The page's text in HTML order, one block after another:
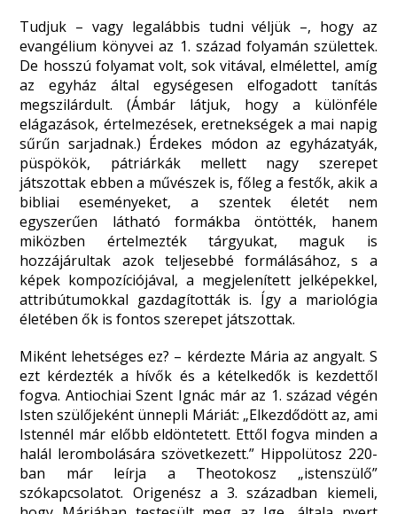
Tudjuk – vagy legalábbis tudni véljük –, hogy az
evangélium könyvei az 1. század folyamán születtek.
De hosszú folyamat volt, sok vitával, elmélettel, amíg
az egyház által egységesen elfogadott tanítás
megszilárdult. (Ámbár látjuk, hogy a különféle
elágazások, értelmezések, eretnekségek a mai napig
sűrűn sarjadnak.) Érdekes módon az egyházatyák,
püspökök, pátriárkák mellett nagy szerepet
játszottak ebben a művészek is, főleg a festők, akik a
bibliai eseményeket, a szentek életét nem
egyszerűen látható formákba öntötték, hanem
miközben értelmezték tárgyukat, maguk is
hozzájárultak azok teljesebbé formálásához, s a
képek kompozíciójával, a megjelenített jelképekkel,
attribútumokkal gazdagították is. Így a mariológia
életében ők is fontos szerepet játszottak.
Miként lehetséges ez? – kérdezte Mária az angyalt. S
ezt kérdezték a hívők és a kételkedők is kezdettől
fogva. Antiochiai Szent Ignác már az 1. század végén
Isten szülőjeként ünnepli Máriát: „Elkezdődött az, ami
Istennél már előbb eldöntetett. Ettől fogva minden a
halál lerombolására szövetkezett.” Hippolütosz 220-
ban már leírja a Theotokosz „istenszülő”
szókapcsolatot. Origenész a 3. században kiemeli,